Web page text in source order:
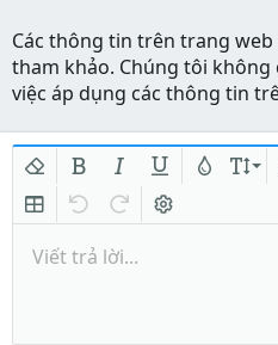
Các thông tin trên trang
tham khảo. Chúng tôi
việc áp dụng các thông tin
Xóa định dạng
In đậmIn nghiêngGạch chân
Insert table
Quay lạiLàm lại
Viết trả lời...